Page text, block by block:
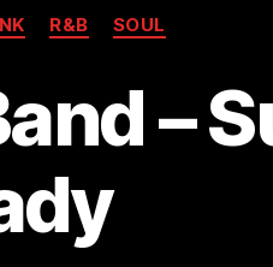
Kategorien
R&B SOUL
–